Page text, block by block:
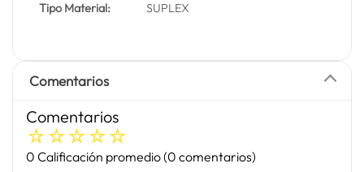
Tipo Material: SUPLEX
Comentarios
Comentarios
☆☆☆☆☆
0 Calificación promedio(0 comentarios)